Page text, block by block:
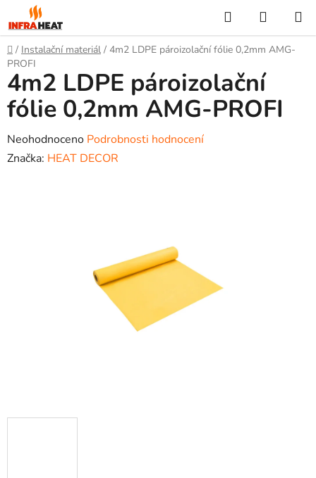
na
obsah
Hledat
KOŠÍK
Domů
/ Instalační materiál / 4m2 LDPE pároizolační fólie 0,2mm AMG-
PROFI
4m2 LDPE pároizolační
fólie 0,2mm AMG-PROFI
Průměrné
hodnocení
Neohodnoceno Podrobnosti hodnocení
Značka: HEAT DECOR